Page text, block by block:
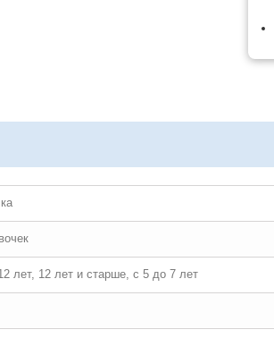
лет, 12 лет и старше, с 5 до 7 лет